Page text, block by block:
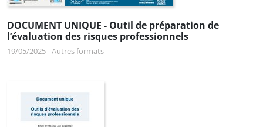
DOCUMENT UNIQUE - Outil de préparation de
l’évaluation des risques professionnels
19/05/2025-Autres formats